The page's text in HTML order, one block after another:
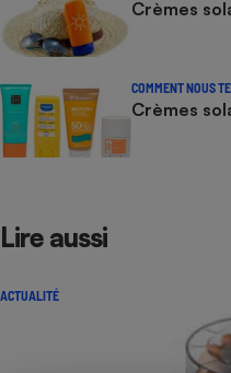
Crèmes
COMMENT NOUS
Crèmes
Lire aussi
ACTUALITÉ